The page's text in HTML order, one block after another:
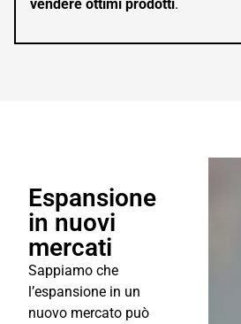
vendere ottimi prodotti.
Espansione
in nuovi
mercati
Sappiamo che
l’espansione in un
nuovo mercato può